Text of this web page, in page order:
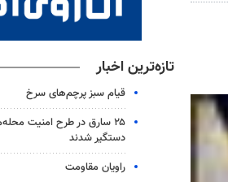
تازه‌ترین اخبار
قیام سبز پرچم‌های سرخ
۲۵ سارق در طرح امنیت
دستگیر شدند
راویان مقاومت